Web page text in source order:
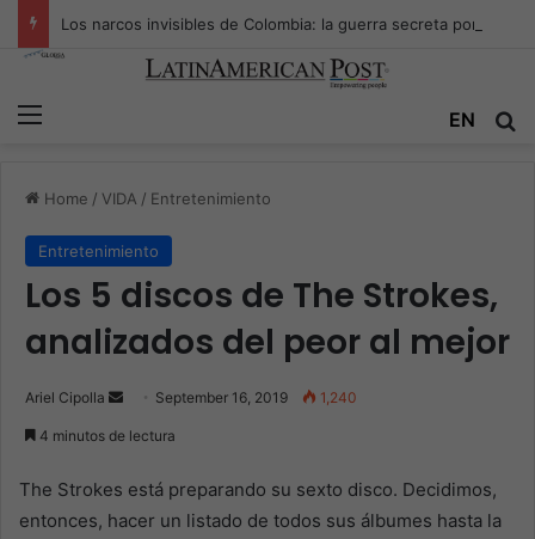
EN
Home / VIDA / Entretenimiento
Entretenimiento
Los 5 discos de The Strokes,
analizados del peor al mejor
Ariel Cipolla
e
d
September 16, 2019 1,240
4 minutos de lectura
The Strokes está preparando su sexto disco. Decidimos,
entonces, hacer un listado de todos sus álbumes hasta la